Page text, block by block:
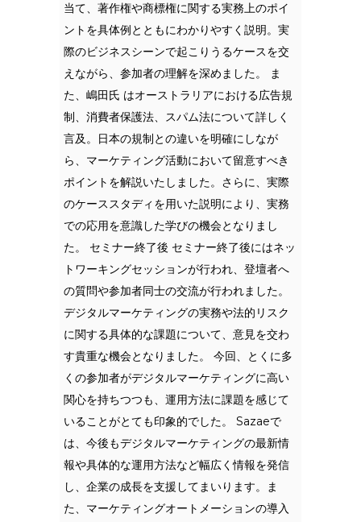
当て、著作権や商標権に関する実務上のポイ
ントを具体例とともにわかりやすく説明。実
際のビジネスシーンで起こりうるケースを交
えながら、参加者の理解を深めました。 ま
た、嶋田氏 はオーストラリアにおける広告規
制、消費者保護法、スパム法について詳しく
言及。日本の規制との違いを明確にしなが
ら、マーケティング活動において留意すべき
ポイントを解説いたしました。さらに、実際
のケーススタディを用いた説明により、実務
での応用を意識した学びの機会となりまし
た。 セミナー終了後 セミナー終了後にはネッ
トワーキングセッションが行われ、登壇者へ
の質問や参加者同士の交流が行われました。
デジタルマーケティングの実務や法的リスク
に関する具体的な課題について、意見を交わ
す貴重な機会となりました。 今回、とくに多
くの参加者がデジタルマーケティングに高い
関心を持ちつつも、運用方法に課題を感じて
いることがとても印象的でした。 Sazaeで
は、今後もデジタルマーケティングの最新情
報や具体的な運用方法など幅広く情報を発信
し、企業の成長を支援してまいります。ま
た、マーケティングオートメーションの導入